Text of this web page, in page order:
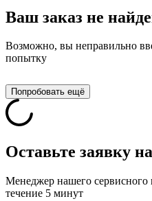
Ваш заказ не
Возможно, вы неправильно
попытку
Попробовать ещё
Оставьте заявку
Менеджер нашего сервисного
течение 5 минут